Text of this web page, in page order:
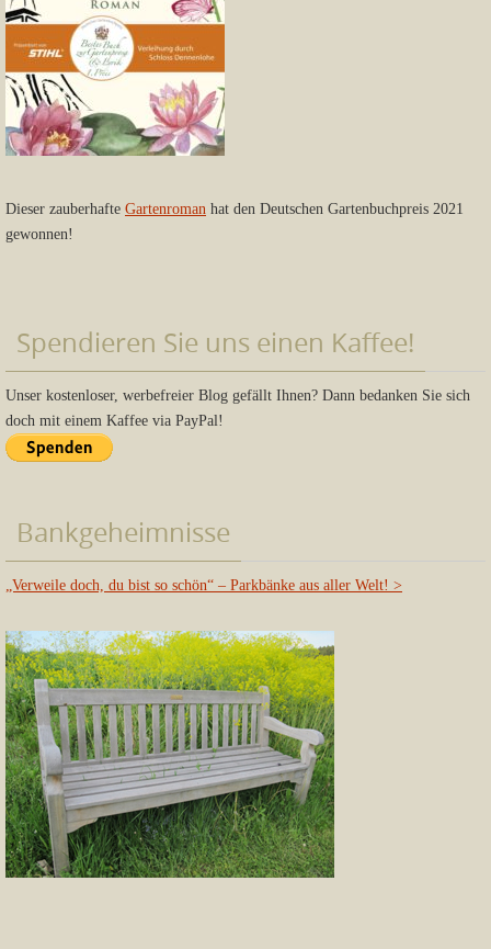
Dieser zauberhafte Gartenroman hat den Deutschen Gartenbuchpreis 2021
gewonnen!
Spendieren Sie uns einen Kaffee!
Unser kostenloser, werbefreier Blog gefällt Ihnen? Dann bedanken Sie sich
doch mit einem Kaffee via PayPal!
Bankgeheimnisse
„Verweile doch, du bist so schön“ – Parkbänke aus aller Welt! >